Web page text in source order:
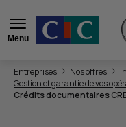
Menu
Vous êtes ici:
Entreprises Nos offres
Gestion et garantie de vos
Crédits documentaires